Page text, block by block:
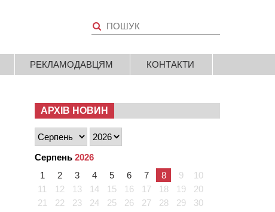
РЕКЛАМОДАВЦЯМ КОНТАКТИ
АРХІВ НОВИН
Серпень 2026
1
2 3 4 5 6 7 8 9
10
11
12 13 14 15 16 17 18 19
20
21
22 23 24 25 26 27 28 29
30